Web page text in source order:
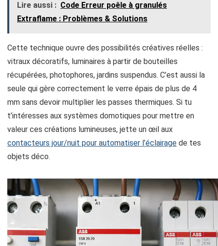
Lire aussi : Code Erreur poêle à granulés
Extraflame : Problèmes & Solutions
Cette technique ouvre des possibilités créatives réelles :
vitraux décoratifs, luminaires à partir de bouteilles
récupérées, photophores, jardins suspendus. C’est aussi la
seule qui gère correctement le verre épais de plus de 4
mm sans devoir multiplier les passes thermiques. Si tu
t’intéresses aux systèmes domotiques pour mettre en
valeur ces créations lumineuses, jette un œil aux
contacteurs jour/nuit pour automatiser l’éclairage de tes
objets déco.